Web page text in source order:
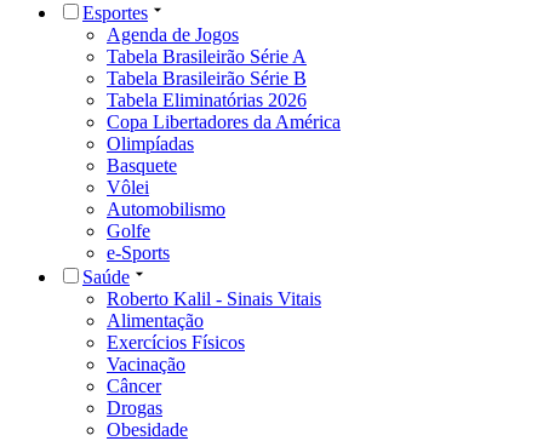
Esportes
Agenda de Jogos
Tabela Brasileirão Série A
Tabela Brasileirão Série B
Tabela Eliminatórias 2026
Copa Libertadores da América
Olimpíadas
Basquete
Vôlei
Automobilismo
Golfe
e-Sports
Saúde
Roberto Kalil - Sinais Vitais
Alimentação
Exercícios Físicos
Vacinação
Câncer
Drogas
Obesidade